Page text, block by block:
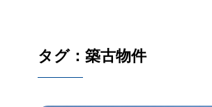
タグ：築古物件